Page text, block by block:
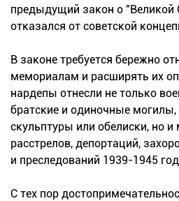
предыдущий закон о "Великой
отказался от советской
В законе требуется бережно
мемориалам и расширять их
нардепы отнесли не только
братские и одиночные
скульптуры или обелиски, но
расстрелов, депортаций,
и преследований 1939-1945
С тех пор